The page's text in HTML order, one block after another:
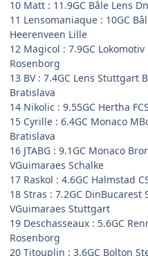
10 Matt : 11.9GC Bâle Lens
11 Lensomaniaque : 10GC
Heerenveen Lille
12 Magicol : 7.9GC
Rosenborg
13 BV : 7.4GC Lens Stuttgart
Bratislava
14 Nikolic : 9.55GC Hertha
15 Cyrille : 6.4GC Monaco
Bratislava
16 JTABG : 9.1GC Monaco
VGuimaraes Schalke
17 Raskol : 4.6GC Halmstad
18 Stras : 7.2GC
VGuimaraes Stuttgart
19 Deschasseaux : 5.6GC
Rosenborg
20 Titouplin : 3.6GC Bolton